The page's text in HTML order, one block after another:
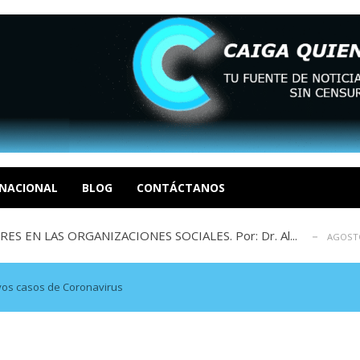
BLOG CONTÁCTANOS
costo del colapso eléctrico en... AGOSTO 7, 2026
Por Dayana Cristina Duzoglou L. AGOSTO 6, 2026
apagones y promesas incumplidas...
EN LAS ORGANIZACIONES SOCIALES. Por: Dr. Al...
en la política: distinc... AGOSTO 7, 2026
costo del colapso eléctrico en... AGOSTO 7, 2026
Por Dayana Cristina Duzoglou L.
apagones y promesas incumplidas... AGOSTO 6, 2026
casos de Coronavirus